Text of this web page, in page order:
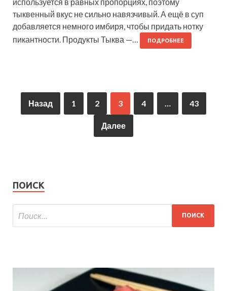
тыквенный вкус не сильно навязчивый. А ещё в суп
добавляется немного имбиря, чтобы придать нотку
пикантности. Продукты Тыква —…
ПОДРОБНЕЕ
Назад 1 2 3 4 … 43
Далее
ПОИСК